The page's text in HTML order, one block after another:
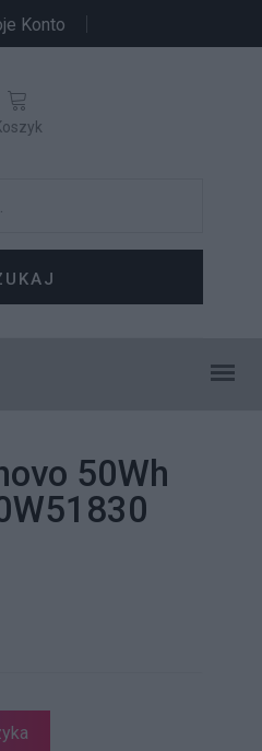
Konto
50Wh